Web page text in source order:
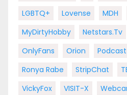
LGBTQ+
Lovense MDH
MyDirtyHobby
Netstars.tv
OnlyFans
Orion Podcast
Ronya Rabe
StripChat
VickyFox
VISIT-X